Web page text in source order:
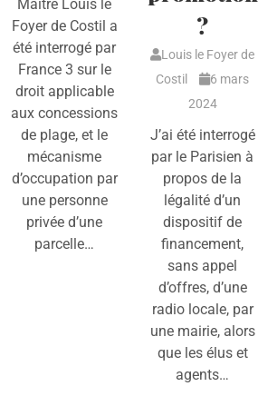
Maître Louis le
Foyer de Costil a
été interrogé par
France 3 sur le
droit applicable
aux concessions
de plage, et le
mécanisme
d’occupation par
une personne
privée d’une
parcelle…
?
Louis le Foyer de
Costil
6 mars
2024
J’ai été interrogé
par le Parisien à
propos de la
légalité d’un
dispositif de
financement,
sans appel
d’offres, d’une
radio locale, par
une mairie, alors
que les élus et
agents…